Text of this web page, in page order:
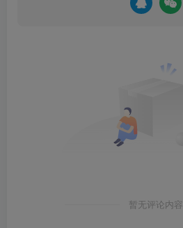
暂无评论内容